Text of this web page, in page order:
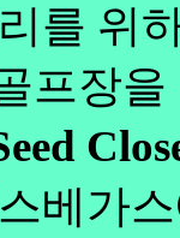
를 위
프장
베가